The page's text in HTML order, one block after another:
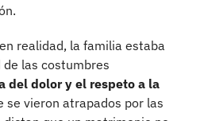
realidad, la familia estaba
las costumbres
del dolor y el respeto a la
se vieron atrapados por las